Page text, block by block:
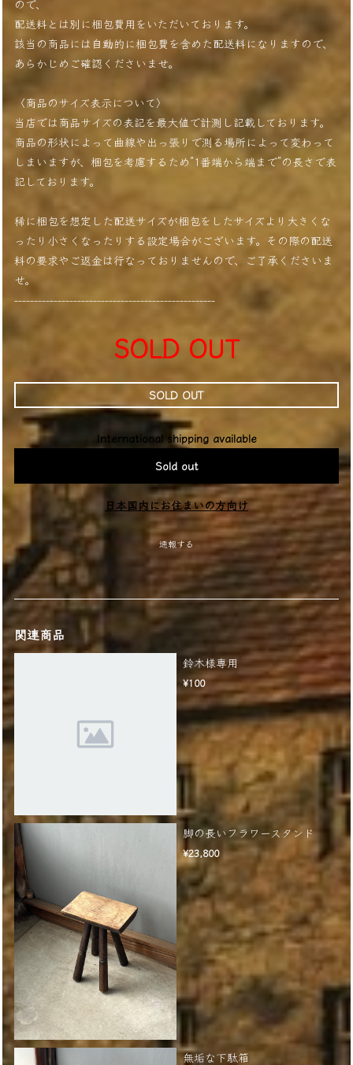
ので、
配送料とは別に梱包費用をいただいております。
該当の商品には自動的に梱包費を含めた配送料になりますので、
あらかじめご確認くださいませ。
〈商品のサイズ表示について〉
当店では商品サイズの表記を最大値で計測し記載しております。
商品の形状によって曲線や出っ張りで測る場所によって変わって
しまいますが、梱包を考慮するため”1番端から端まで”の長さで表
記しております。
稀に梱包を想定した配送サイズが梱包をしたサイズより大きくな
ったり小さくなったりする設定場合がございます。その際の配送
料の要求やご返金は行なっておりませんので、ご了承くださいま
せ。
---------------------------------------------------
SOLD OUT
SOLD OUT
International shipping available
Sold out
日本国内にお住まいの方向け
通報する
関連商品
鈴木様専用
¥100
脚の長いフラワースタンド
¥23,800
無垢な下駄箱